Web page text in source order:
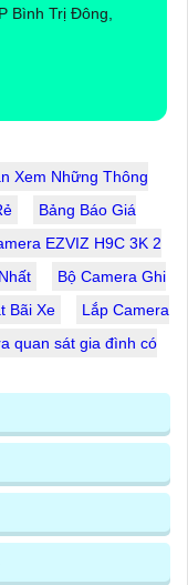
Bình Trị Đông,
Xem Những Thông
Bảng Báo Giá
EZVIZ H9C 3K 2
Bộ Camera Ghi
Bãi Xe
Lắp Camera
quan sát gia đình có